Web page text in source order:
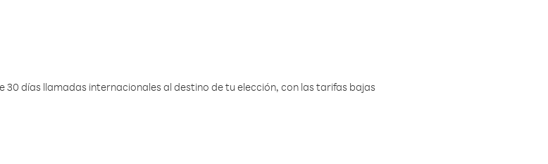
días llamadas internacionales al destino de tu elección, con las tarifas bajas